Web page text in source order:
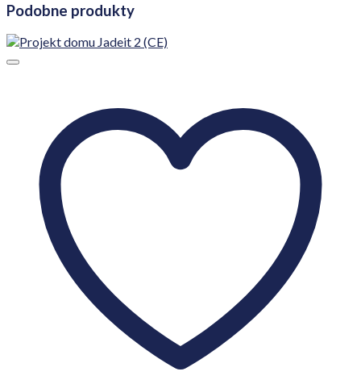
Podobne produkty